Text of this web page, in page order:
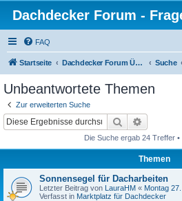
Dachdecker Forum -
FAQ
Startseite Dachdecker Forum Übersicht - Alle Foren Suche
Unbeantwortete Themen
Zur erweiterten Suche
Suche
Die Suche ergab 24 Treffer •
Themen
Sonnensegel für Dacharbeiten
Letzter Beitrag von LauraHM « Montag
Verfasst in Marktplatz für Dachdecker